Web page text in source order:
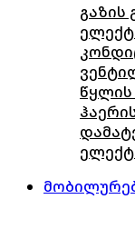
გაზის